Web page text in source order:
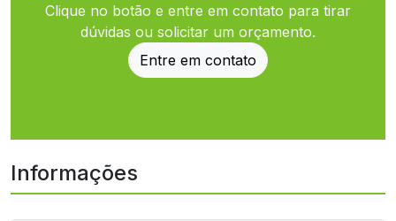
Clique no botão e entre em contato para tirar
dúvidas ou solicitar um orçamento.
Entre em contato
Informações